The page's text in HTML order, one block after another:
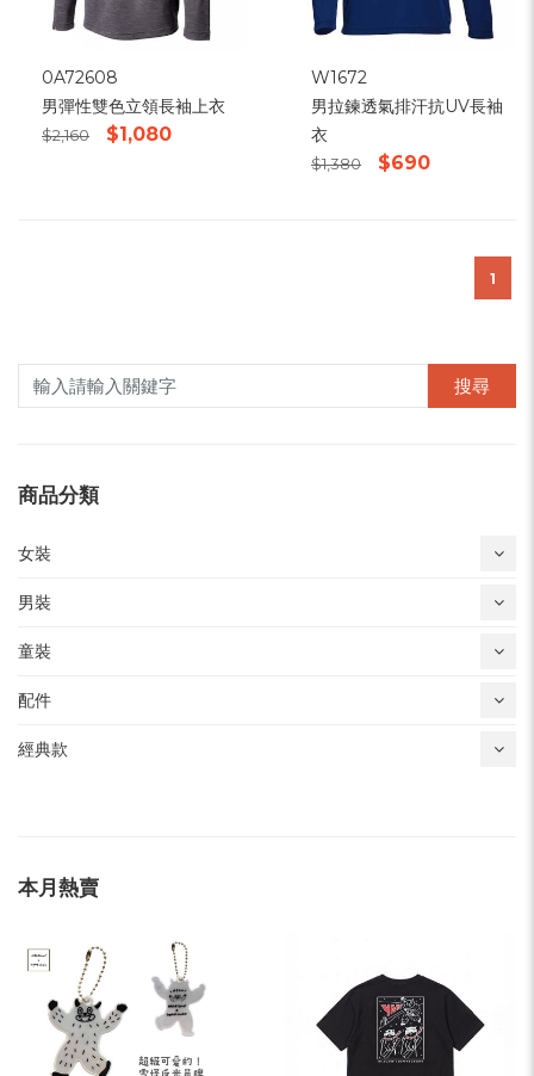
0A72608
男彈性雙色立領長袖上衣
$2,160 $1,080
W1672
男拉鍊透氣排汗抗UV長袖
衣
$1,380 $690
1
搜尋
商品分類
女裝
男裝
童裝
配件
經典款
本月熱賣